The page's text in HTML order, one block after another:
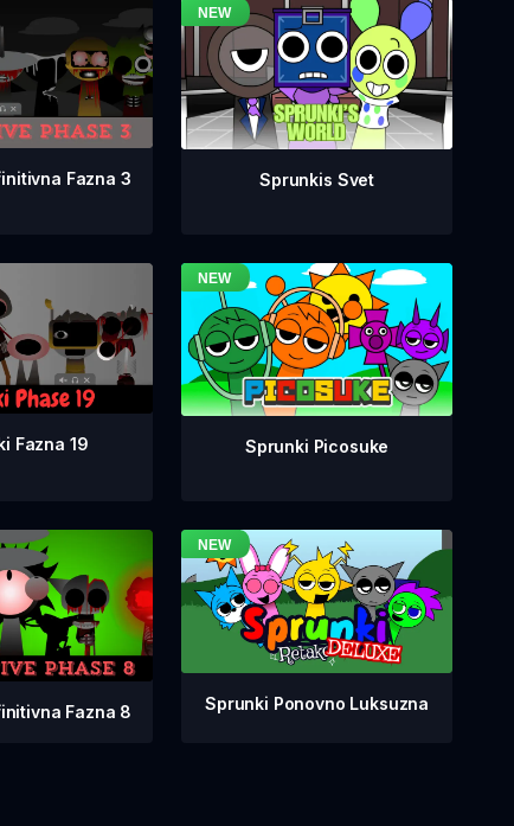
Fazna 3 Sprunkis Svet
Fazna 19 Sprunki Picosuke
Fazna 8 Sprunki Ponovno Luksuzna